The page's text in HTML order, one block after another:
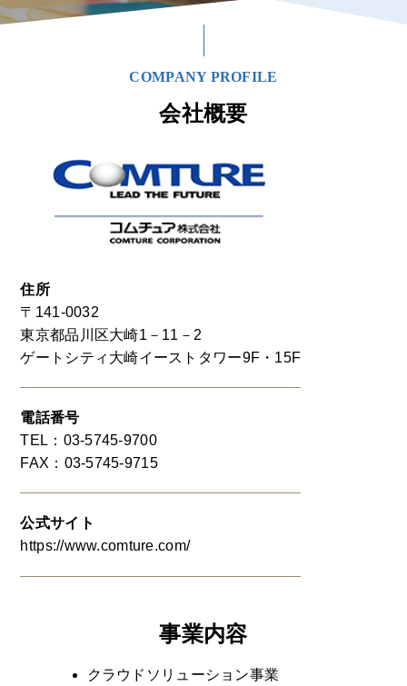
COMPANY PROFILE
会社概要
住所
〒141-0032
東京都品川区大崎1－11－2
ゲートシティ大崎イーストタワー9F・15F
電話番号
TEL：03-5745-9700
FAX：03-5745-9715
公式サイト
https://www.comture.com/
事業内容
クラウドソリューション事業